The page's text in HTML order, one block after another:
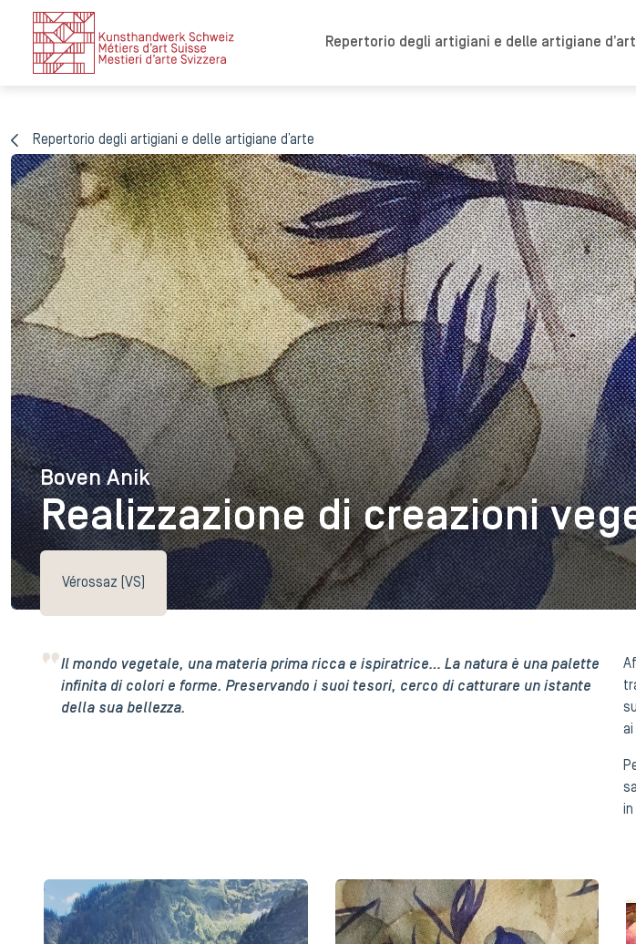
Repertorio degli artigiani e delle artigiane
Repertorio degli artigiani e delle artigiane d’arte
Boven Anik
Boven Anik
Realizzazione di creazioni
Vérossaz (VS)
Il mondo vegetale, una materia prima ricca e ispiratrice… La natura è una palette
infinita di colori e forme. Preservando i suoi tesori, cerco di catturare un istante
della sua bellezza.
ai